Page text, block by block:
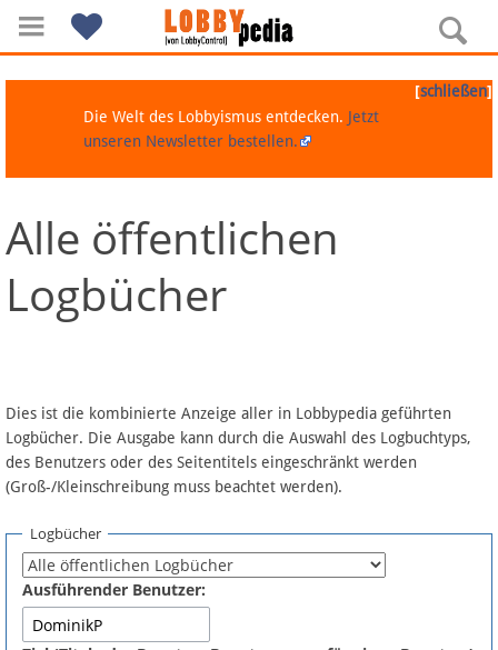
Navigation
Über Lobbypedia
Artikel nach Kategorien
FAQ
Fördermitglied werden
Fehler melden
[schließen]
Die Welt des Lobbyismus entdecken. Jetzt
unseren Newsletter bestellen.
Alle öffentlichen
Logbücher
Dies ist die kombinierte Anzeige aller in Lobbypedia geführten
Logbücher. Die Ausgabe kann durch die Auswahl des Logbuchtyps,
des Benutzers oder des Seitentitels eingeschränkt werden
(Groß-/Kleinschreibung muss beachtet werden).
Logbücher
Ausführender Benutzer: